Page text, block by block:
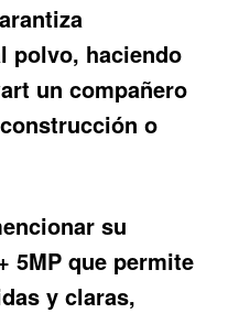
polvo, haciendo
un compañero
o
su
5MP que permite
y claras,